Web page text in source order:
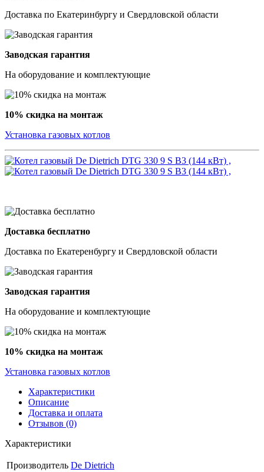
Доставка по Екатеринбургу и Свердловской области
Заводская гарантия
На оборудование и комплектующие
10% скидка на монтаж
Установка газовых котлов
Доставка бесплатно
Доставка по Екатеренбургу и Свердловской области
Заводская гарантия
На оборудование и комплектующие
10% скидка на монтаж
Установка газовых котлов
Характеристики
Описание
Доставка и оплата
Отзывов (0)
Характеристики
Производитель De Dietrich